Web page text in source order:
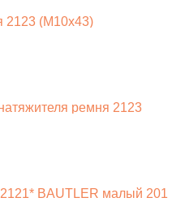
2123 (М10х43)
ремня 2123
BAUTLER малый 201